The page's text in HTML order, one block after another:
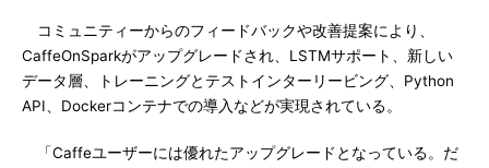
コミュニティーからのフィードバックや改善提案により、
CaffeOnSparkがアップグレードされ、LSTMサポート、新しい
データ層、トレーニングとテストインターリービング、Python
API、Dockerコンテナでの導入などが実現されている。
「Caffeユーザーには優れたアップグレードとなっている。だ